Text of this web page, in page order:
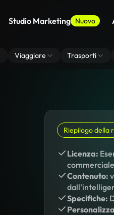
Studio Marketing Nuovo
Viaggiare Trasporti
Riepilogo della
Licenza:
commerciale
Contenuto:
Specifiche: